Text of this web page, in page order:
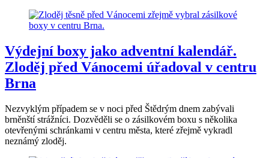
Výdejní boxy jako adventní kalendář.
Zloděj před Vánocemi úřadoval v centru
Brna
Nezvyklým případem se v noci před Štědrým dnem zabývali
brněnští strážníci. Dozvěděli se o zásilkovém boxu s několika
otevřenými schránkami v centru města, které zřejmě vykradl
neznámý zloděj.